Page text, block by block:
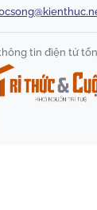
tin điện tử